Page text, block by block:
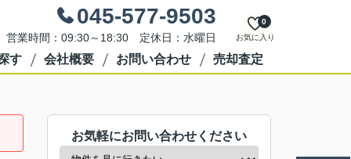
045-577-9503
営業時間：09:30～18:30 定休日：水曜日 お気に入り
0
す 会社概要 お問い合わせ 売却査定
お気軽にお問い合わせください